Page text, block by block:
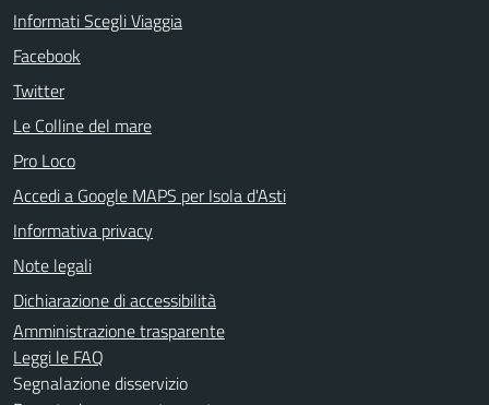
Informati Scegli Viaggia
Facebook
Twitter
Le Colline del mare
Pro Loco
Accedi a Google MAPS per Isola d'Asti
Informativa privacy
Note legali
Dichiarazione di accessibilità
Amministrazione trasparente
Leggi le FAQ
Segnalazione disservizio